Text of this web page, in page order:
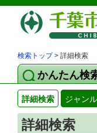
検索トップ> 詳細検索
かんたん検
詳細検索 ジャン
詳細検索